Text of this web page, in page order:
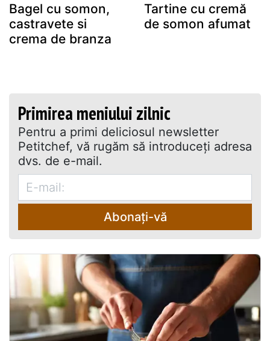
Bagel cu somon,
castravete si
crema de branza
Tartine cu cremă
de somon afumat
Primirea meniului zilnic
Pentru a primi deliciosul newsletter
Petitchef, vă rugăm să introduceţi adresa
dvs. de e-mail.
Abonați-vă